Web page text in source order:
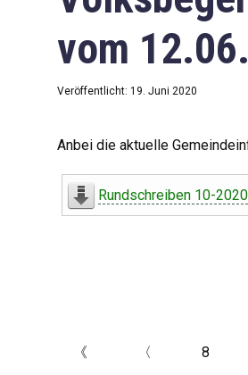
vom
Veröffentlicht: 19. Juni 2020
Anbei die aktuelle
Rundschreiben 10-2020
《 〈 8